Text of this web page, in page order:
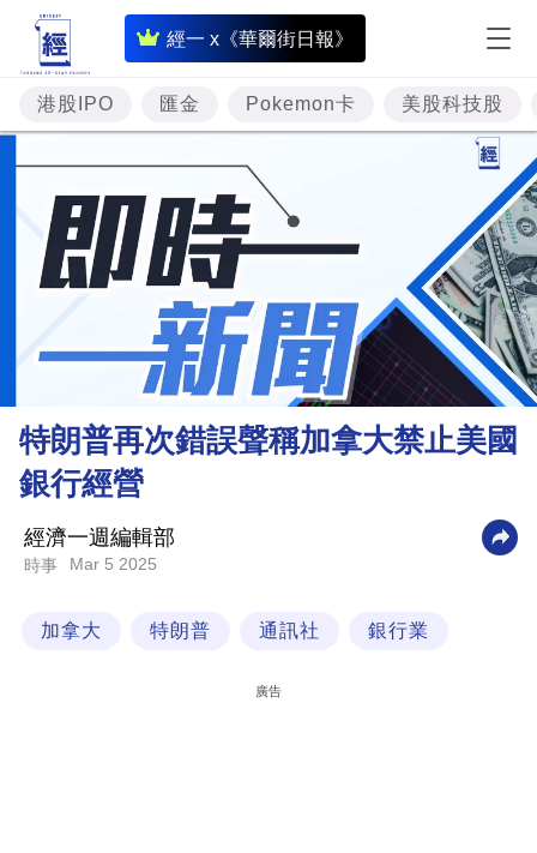
經一 x《華爾街日報》
即
時
財
經
專
題
投
資
樓
市
財
業
科
港股IPO 匯金 Pokemon卡 美股科技股
特朗普再次錯誤聲稱加拿大禁止美國
銀行經營
經濟一週編輯部
時事 Mar 5 2025
加拿大 特朗普 通訊社 銀行業
廣告